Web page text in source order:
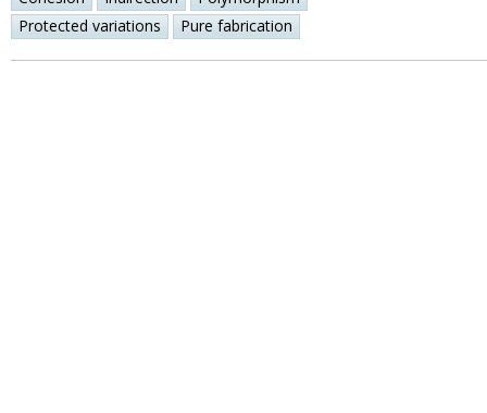
Protected variations
Pure fabrication